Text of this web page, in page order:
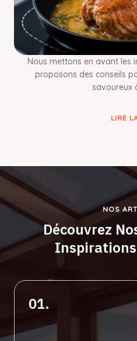
Nous mettons en avant les
proposons des conseils
savoureux
LIRE
NOS
Découvrez
01.